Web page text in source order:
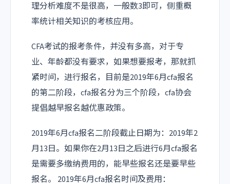
理分析难度不是很高，一般数3即可，侧重概
率统计相关知识的考核应用。
CFA考试的报考条件，并没有多高，对于专
业、年龄都没有要求，如果想要报考，那就抓
紧时间，进行报名，目前是2019年6月cfa报名
的第二阶段，cfa报名分为三个阶段，cfa协会
提倡越早报名越优惠政策。
2019年6月cfa报名二阶段截止日期为：2019年2
月13日。如果你在2月13日之后进行6月cfa报名
是需要多缴纳费用的，能早些报名还是要早些
报名。 2019年6月cfa报名时间及费用：